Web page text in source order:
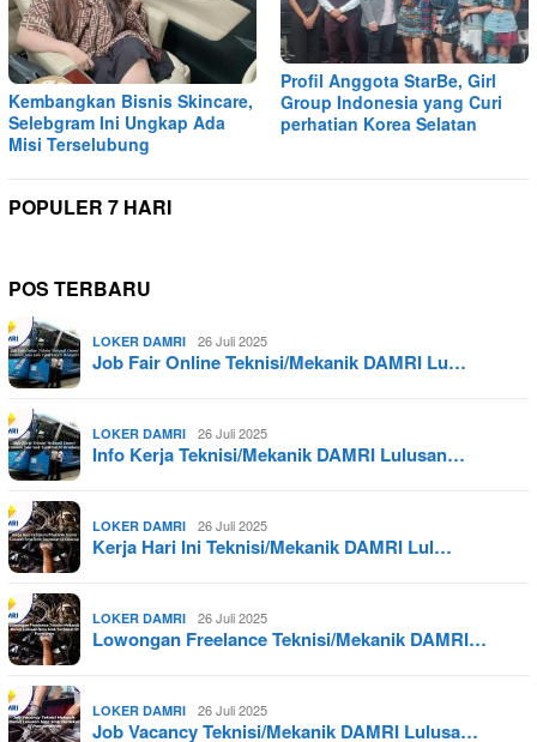
Kembangkan Bisnis Skincare,
Selebgram Ini Ungkap Ada
Misi Terselubung
Profil Anggota StarBe, Girl
Group Indonesia yang Curi
perhatian Korea Selatan
POPULER 7 HARI
POS TERBARU
LOKER DAMRI 26 Juli 2025
Job Fair Online Teknisi/Mekanik DAMRI Lu…
LOKER DAMRI 26 Juli 2025
Info Kerja Teknisi/Mekanik DAMRI Lulusan…
LOKER DAMRI 26 Juli 2025
Kerja Hari Ini Teknisi/Mekanik DAMRI Lul…
LOKER DAMRI 26 Juli 2025
Lowongan Freelance Teknisi/Mekanik DAMRI…
LOKER DAMRI 26 Juli 2025
Job Vacancy Teknisi/Mekanik DAMRI Lulusa…